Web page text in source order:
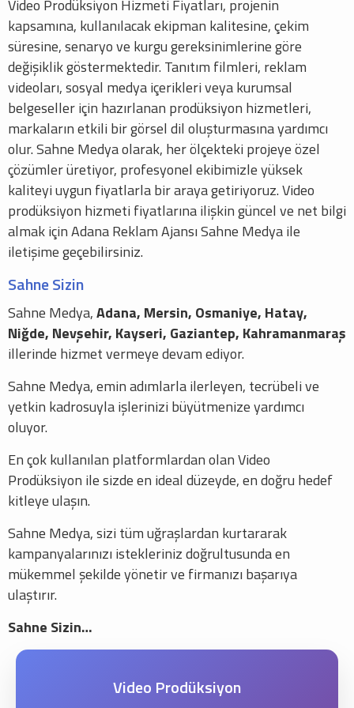
Video Prodüksiyon Hizmeti Fiyatları, projenin
kapsamına, kullanılacak ekipman kalitesine, çekim
süresine, senaryo ve kurgu gereksinimlerine göre
değişiklik göstermektedir. Tanıtım filmleri, reklam
videoları, sosyal medya içerikleri veya kurumsal
belgeseller için hazırlanan prodüksiyon hizmetleri,
markaların etkili bir görsel dil oluşturmasına yardımcı
olur. Sahne Medya olarak, her ölçekteki projeye özel
çözümler üretiyor, profesyonel ekibimizle yüksek
kaliteyi uygun fiyatlarla bir araya getiriyoruz. Video
prodüksiyon hizmeti fiyatlarına ilişkin güncel ve net bilgi
almak için Adana Reklam Ajansı Sahne Medya ile
iletişime geçebilirsiniz.
Sahne Sizin
Sahne Medya,Adana, Mersin, Osmaniye, Hatay,
Niğde, Nevşehir, Kayseri, Gaziantep, Kahramanmaraş
illerinde hizmet vermeye devam ediyor.
Sahne Medya, emin adımlarla ilerleyen, tecrübeli ve
yetkin kadrosuyla işlerinizi büyütmenize yardımcı
oluyor.
En çok kullanılan platformlardan olan Video
Prodüksiyon ile sizde en ideal düzeyde, en doğru hedef
kitleye ulaşın.
Sahne Medya, sizi tüm uğraşlardan kurtararak
kampanyalarınızı istekleriniz doğrultusunda en
mükemmel şekilde yönetir ve firmanızı başarıya
ulaştırır.
Sahne Sizin…
Video Prodüksiyon